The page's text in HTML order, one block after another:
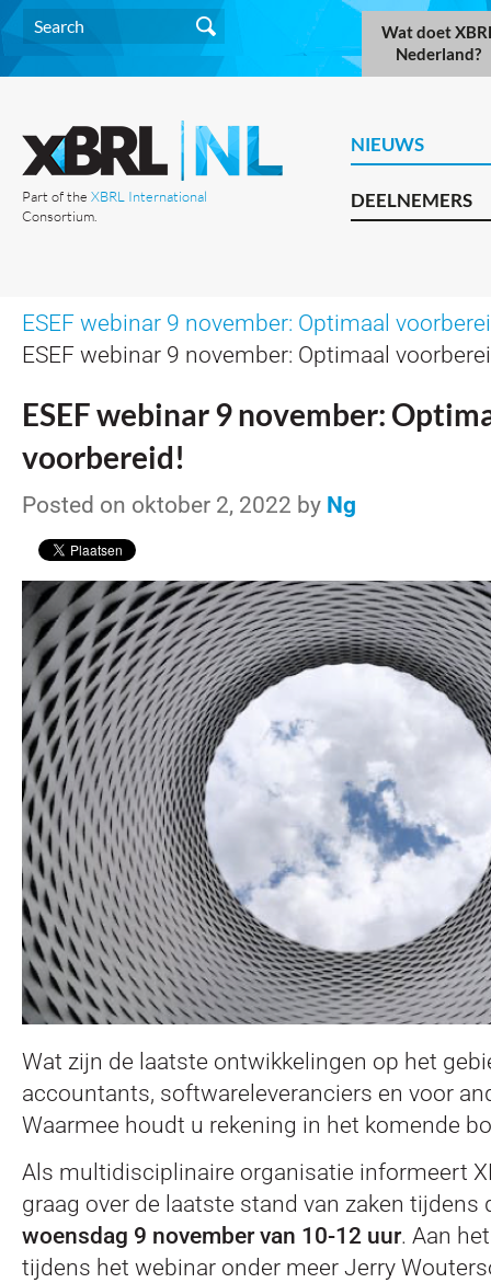
Wat doet
Nederland?
Part of the XBRL International
Consortium.
NIEUWS
DEELNEMERS
ESEF webinar 9 november: Optimaal
ESEF webinar 9 november: Optimaal
ESEF webinar 9 november:
voorbereid!
Posted on oktober 2, 2022 by Ng
Wat zijn de laatste ontwikkelingen op het
accountants, softwareleveranciers en voor
Waarmee houdt u rekening in het komende
Als multidisciplinaire organisatie informeert
graag over de laatste stand van zaken tijdens
woensdag 9 november van 10-12 uur. Aan
tijdens het webinar onder meer Jerry